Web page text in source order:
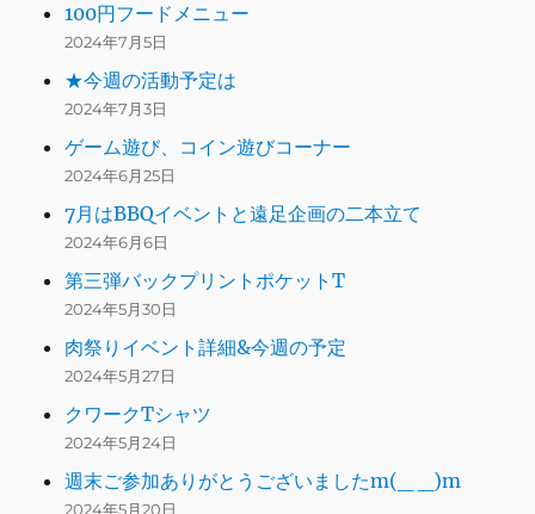
100円フードメニュー
2024年7月5日
★今週の活動予定は
2024年7月3日
ゲーム遊び、コイン遊びコーナー
2024年6月25日
7月はBBQイベントと遠足企画の二本立て
2024年6月6日
第三弾バックプリントポケットT
2024年5月30日
肉祭りイベント詳細&今週の予定
2024年5月27日
クワークTシャツ
2024年5月24日
週末ご参加ありがとうございましたm(_ _)m
2024年5月20日